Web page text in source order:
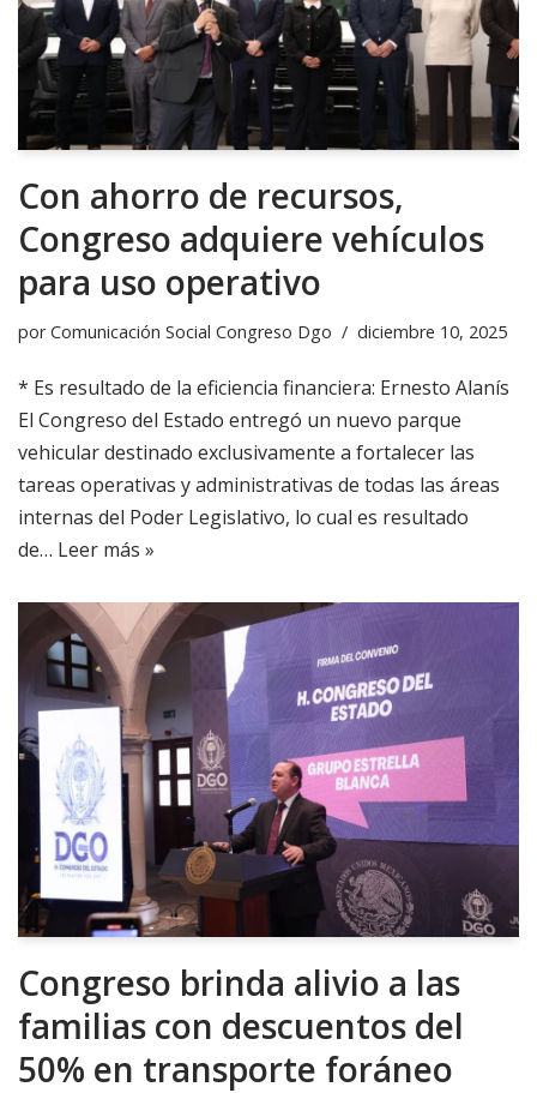
Con ahorro de recursos,
Congreso adquiere vehículos
para uso operativo
porComunicación Social Congreso Dgo diciembre 10, 2025
* Es resultado de la eficiencia financiera: Ernesto Alanís
El Congreso del Estado entregó un nuevo parque
vehicular destinado exclusivamente a fortalecer las
tareas operativas y administrativas de todas las áreas
internas del Poder Legislativo, lo cual es resultado
de… Leer más »
Congreso brinda alivio a las
familias con descuentos del
50% en transporte foráneo